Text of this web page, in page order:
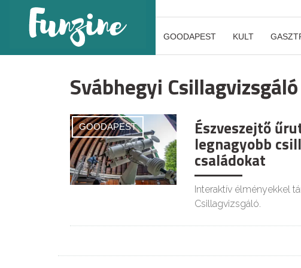
GOODAPEST KULT
Svábhegyi Csillagvizsgáló
GOODAPEST Észveszejtő
legnagyobb
családokat
Interaktív élményekkel
Csillagvizsgáló.